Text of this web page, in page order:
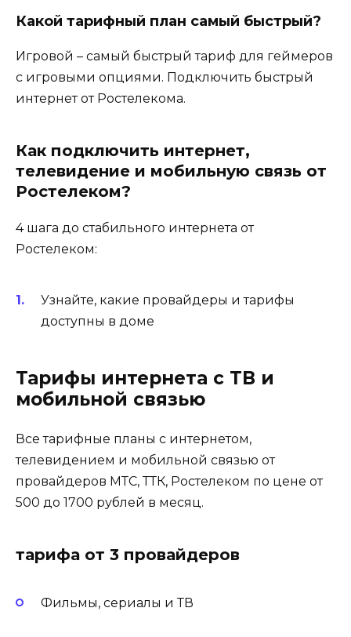
Какой тарифный план самый быстрый?
Игровой – самый быстрый тариф для геймеров
с игровыми опциями. Подключить быстрый
интернет от Ростелекома.
Как подключить интернет,
телевидение и мобильную связь от
Ростелеком?
4 шага до стабильного интернета от
Ростелеком:
Узнайте, какие провайдеры и тарифы
доступны в доме
Тарифы интернета с ТВ и
мобильной связью
Все тарифные планы с интернетом,
телевидением и мобильной связью от
провайдеров МТС, ТТК, Ростелеком по цене от
500 до 1700 рублей в месяц.
тарифа от 3 провайдеров
Фильмы, сериалы и ТВ